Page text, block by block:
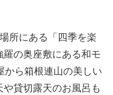
所にある「四季を楽
の奥座敷にある和モ
から箱根連山の美しい
貸切露天のお風呂も